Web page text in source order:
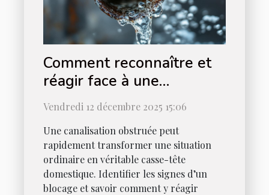
Comment reconnaître et
réagir face à une
canalisation obstruée ?
Vendredi 12 décembre 2025 15:06
Une canalisation obstruée peut
rapidement transformer une situation
ordinaire en véritable casse-tête
domestique. Identifier les signes d’un
blocage et savoir comment y réagir